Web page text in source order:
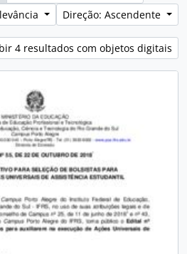
Direção: Ascendente
4 resultados com objetos digitais